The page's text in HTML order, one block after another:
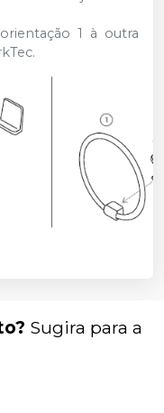
1 à outra
Sugira para a